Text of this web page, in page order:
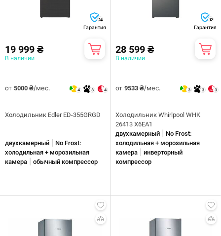
24
Гарантия
19 999 ₴
В наличии
от 5000 ₴/мес. 4 3 4
Холодильник Edler ED-355GRGD
двухкамерный
No Frost:
холодильная + морозильная
камера
обычный компрессор
12
Гарантия
28 599 ₴
В наличии
от 9533 ₴/мес. 3 3 3
Холодильник Whirlpool WHK
26413 X6EA1
двухкамерный
No Frost:
холодильная + морозильная
камера
инверторный
компрессор